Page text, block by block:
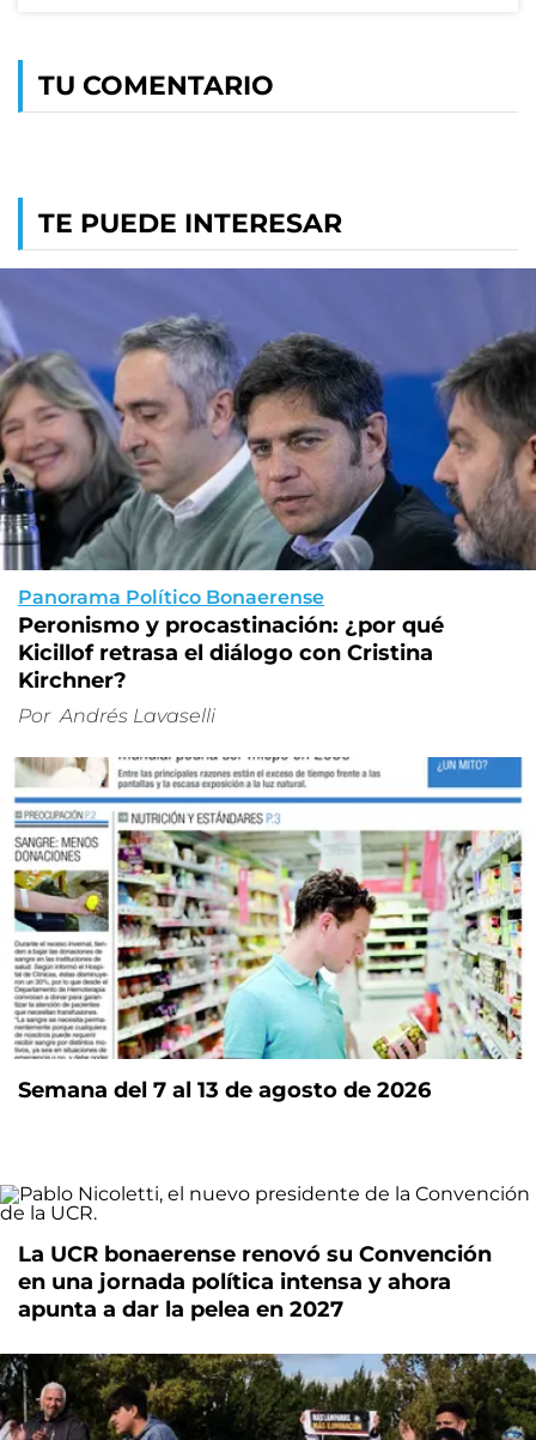
TU COMENTARIO
TE PUEDE INTERESAR
Panorama Político Bonaerense
Peronismo y procastinación: ¿por qué
Kicillof retrasa el diálogo con Cristina
Kirchner?
Por Andrés Lavaselli
Semana del 7 al 13 de agosto de 2026
La UCR bonaerense renovó su Convención
en una jornada política intensa y ahora
apunta a dar la pelea en 2027